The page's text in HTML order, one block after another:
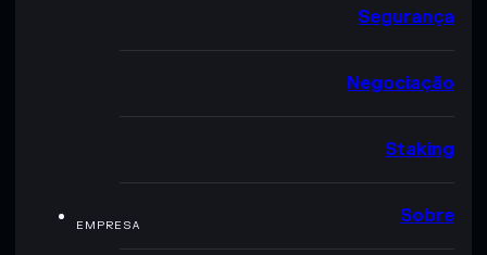
Segurança
Negociação
Staking
EMPRESA Sobre